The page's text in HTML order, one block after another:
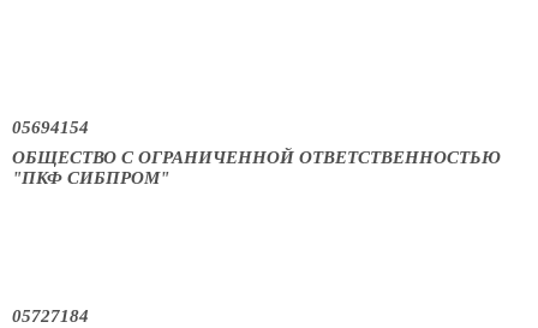
05694154
ОБЩЕСТВО С ОГРАНИЧЕННОЙ ОТВЕТСТВЕННОСТЬЮ
"ПКФ СИБПРОМ"
05727184